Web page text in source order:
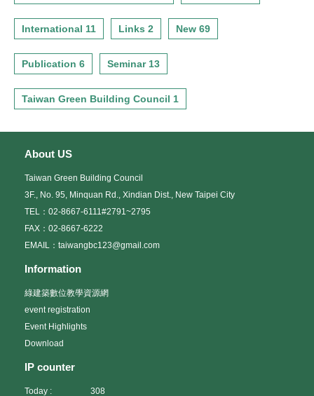
戴佳穎小姐（Tel:02-27255200轉2357）
劉書佐先生 (Tel:02-27255200轉2355）
International 11 Links 2 New 69
Publication 6 Seminar 13
Taiwan Green Building Council 1
About US
Taiwan Green Building Council
3F., No. 95, Minquan Rd., Xindian Dist., New Taipei City
TEL：02-8667-6111#2791~2795
FAX：02-8667-6222
EMAIL：taiwangbc123@gmail.com
Information
綠建築數位教學資源網
event registration
Event Highlights
Download
IP counter
Today : 308